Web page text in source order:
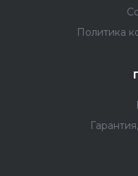
Политика